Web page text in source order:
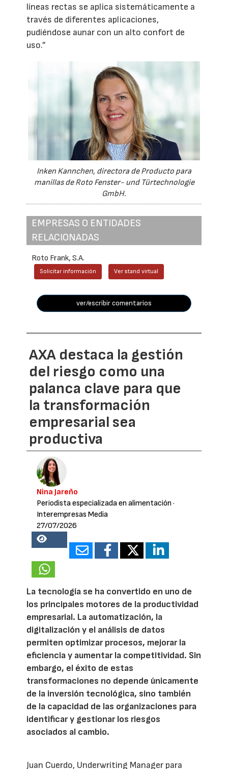
líneas rectas se aplica sistemáticamente a
través de diferentes aplicaciones,
pudiéndose aunar con un alto confort de
uso.”
Inken Kannchen, directora de Producto para
manillas de Roto Fenster- und Türtechnologie
GmbH.
EMPRESAS O ENTIDADES
RELACIONADAS
Roto Frank, S.A.
Solicitar información Ver stand virtual
ver/escribir comentarios
AXA destaca la gestión
del riesgo como una
palanca clave para que
la transformación
empresarial sea
productiva
Nina Jareño
Periodista especializada en alimentación ·
Interempresas Media
27/07/2026
13528
La tecnología se ha convertido en uno de
los principales motores de la productividad
empresarial. La automatización, la
digitalización y el análisis de datos
permiten optimizar procesos, mejorar la
eficiencia y aumentar la competitividad. Sin
embargo, el éxito de estas
transformaciones no depende únicamente
de la inversión tecnológica, sino también
de la capacidad de las organizaciones para
identificar y gestionar los riesgos
asociados al cambio.
Juan Cuerdo, Underwriting Manager para